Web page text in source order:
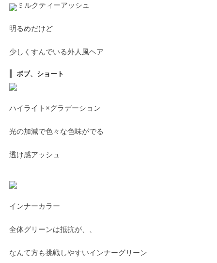
ミルクティーアッシュ
明るめだけど
少しくすんでいる外人風ヘア
ボブ、ショート
ハイライト×グラデーション
光の加減で色々な色味がでる
透け感アッシュ
インナーカラー
全体グリーンは抵抗が、、
なんて方も挑戦しやすいインナーグリーン